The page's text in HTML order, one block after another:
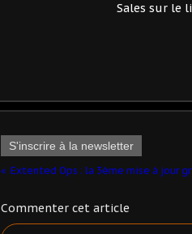
Sales sur le
S'inscrire à la newsletter
Commenter cet article